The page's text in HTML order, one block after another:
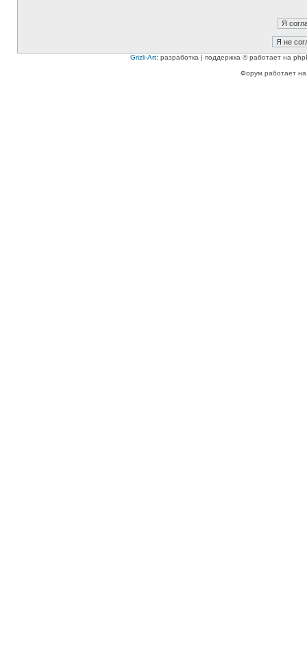
Grizli-Art: разработка | поддержка © работает на
Форум работает